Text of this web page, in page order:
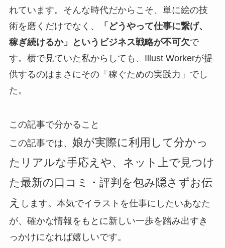
れています。そんな時代だからこそ、単に絵の技
術を磨くだけでなく、
「どうやって仕事に繋げ、
稼ぎ続けるか」というビジネス戦略が不可欠で
す。横で見ていた私からしても、Illust Workerが提
供するのはまさにその「稼ぐための実践力」でし
た。
この記事で分かること
この記事では、 娘が実際に利用して分かっ
たリアルな手応えや、ネット上で見つけ
た最新の口コミ・評判を包み隠さずお伝
え します。本気でイラストを仕事にしたいあなた
が、確かな情報をもとに新しい一歩を踏み出すき
っかけになれば嬉しいです。